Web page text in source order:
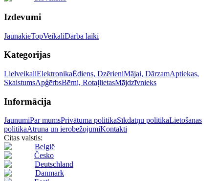
Izdevumi
JaunākieTopVeikaliDarba laiki
Kategorijas
LielveikaliElektronikaĒdiens, DzērieniMājai, DārzamAptiekas,
SkaistumsApģērbsBērni, RotaļlietasMājdzīvnieks
Informācija
JaunumiPar mumsPrivātuma politikaSīkdatņu politikaLietošanas
politikaAtruna un ierobežojumiKontakti
Citas valstis:
België
Česko
Deutschland
Danmark